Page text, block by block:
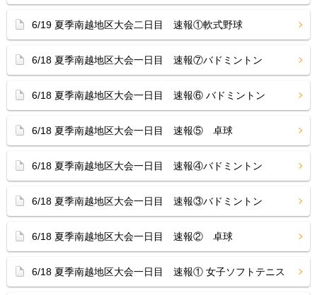
6/19 夏季南越地区大会二日目 速報①軟式野球
6/18 夏季南越地区大会一日目 速報⑦バドミントン
6/18 夏季南越地区大会一日目 速報⑥ バドミントン
6/18 夏季南越地区大会一日目 速報⑤ 卓球
6/18 夏季南越地区大会一日目 速報④バドミントン
6/18 夏季南越地区大会一日目 速報③バドミントン
6/18 夏季南越地区大会一日目 速報② 卓球
6/18 夏季南越地区大会一日目 速報① 女子ソフトテニス